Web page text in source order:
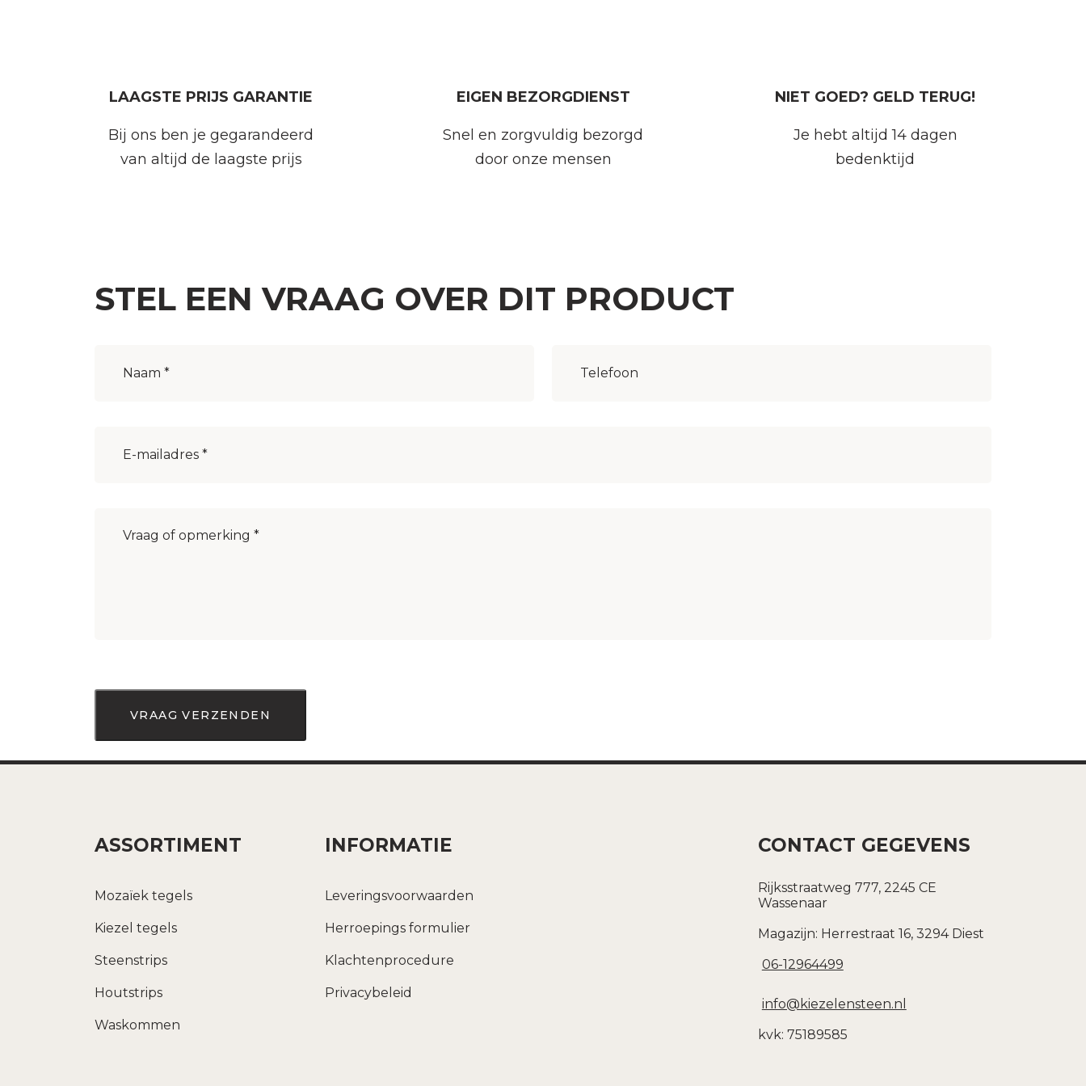
LAAGSTE PRIJS GARANTIE
Bij ons ben je gegarandeerd
van altijd de laagste prijs
EIGEN BEZORGDIENST
Snel en zorgvuldig bezorgd
door onze mensen
NIET GOED? GELD TERUG!
Je hebt altijd 14 dagen
bedenktijd
STEL EEN VRAAG OVER DIT PRODUCT
mailadres (Vereist)
ASSORTIMENT
Mozaïek tegels
Kiezel tegels
Steenstrips
Houtstrips
Waskommen
INFORMATIE
Leveringsvoorwaarden
Herroepings formulier
Klachtenprocedure
Privacybeleid
CONTACT GEGEVENS
Rijksstraatweg 777, 2245 CE
Wassenaar
Magazijn: Herrestraat 16, 3294 Diest
06-12964499
info@kiezelensteen.nl
kvk: 75189585